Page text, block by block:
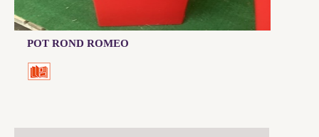
POT ROND ROMEO